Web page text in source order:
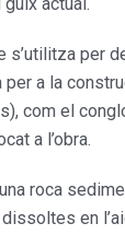
s’utilitza per
a la
com el
a l’obra.
roca
en